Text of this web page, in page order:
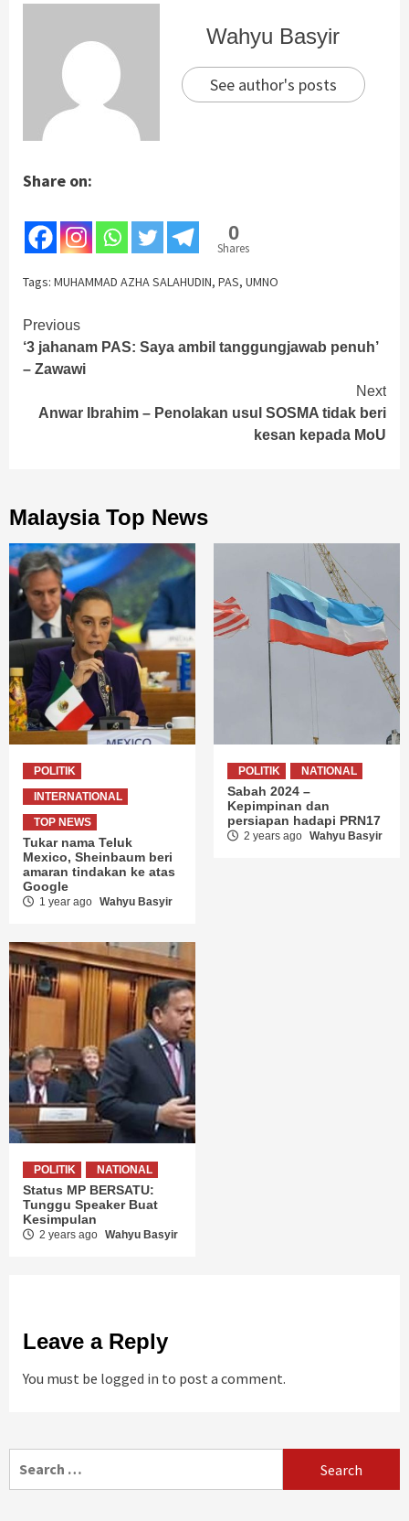
Wahyu Basyir
See author's posts
Share on:
0
Shares
Tags: MUHAMMAD AZHA SALAHUDIN, PAS, UMNO
Continue
Reading
Previous
‘3 jahanam PAS: Saya ambil tanggungjawab penuh’
– Zawawi
Next
Anwar Ibrahim – Penolakan usul SOSMA tidak beri
kesan kepada MoU
Malaysia Top News
POLITIK
INTERNATIONAL
TOP NEWS
Tukar nama Teluk
Mexico, Sheinbaum beri
amaran tindakan ke atas
Google
1 year ago Wahyu Basyir
POLITIK NATIONAL
Sabah 2024 –
Kepimpinan dan
persiapan hadapi PRN17
2 years ago Wahyu Basyir
POLITIK NATIONAL
Status MP BERSATU:
Tunggu Speaker Buat
Kesimpulan
2 years ago Wahyu Basyir
Leave a Reply
You must be logged in to post a comment.